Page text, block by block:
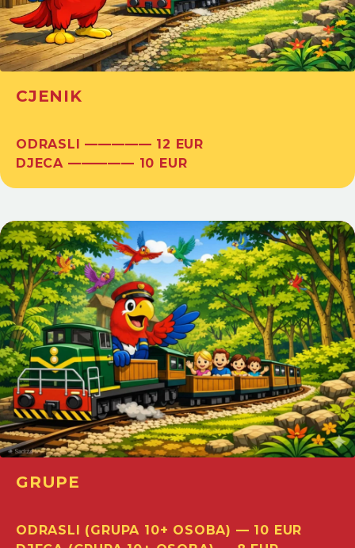
CJENIK
ODRASLI ————— 12 EUR
DJECA ————— 10 EUR
GRUPE
ODRASLI (GRUPA 10+ OSOBA) — 10 EUR